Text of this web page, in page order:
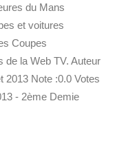
du Mans
et voitures
Coupes
de la Web TV. Auteur
2013 Note :0.0 Votes
- 2ème Demie